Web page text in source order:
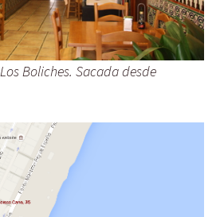
Boliches. Sacada desde